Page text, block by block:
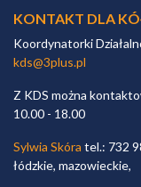
KONTAKT DLA
Koordynatorki
kds@3plus.pl
Z KDS można
10.00 - 18.00
Sylwia Skóra tel.: 732
łódzkie, mazowieckie,